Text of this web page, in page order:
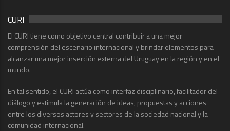
CURI
El CURI tiene como objetivo central contribuir a una mejor
comprensión del escenario internacional y brindar elementos para
alcanzar una mejor inserción externa del Uruguay en la región y en el
mundo.
En tal sentido, el CURI actúa como interfaz disciplinario, facilitador del
diálogo y estimula la generación de ideas, propuestas y acciones
entre los diversos actores y sectores de la sociedad nacional y la
comunidad internacional.